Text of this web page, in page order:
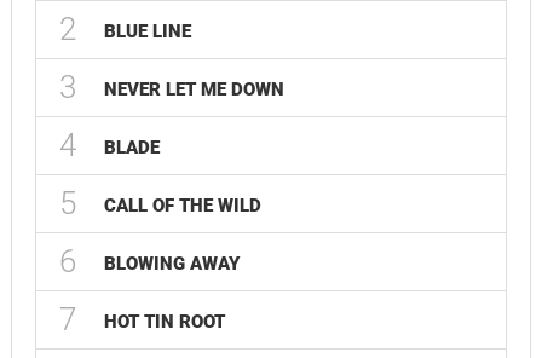
2 BLUE LINE
3 NEVER LET ME DOWN
4 BLADE
5 CALL OF THE WILD
6 BLOWING AWAY
7 HOT TIN ROOT